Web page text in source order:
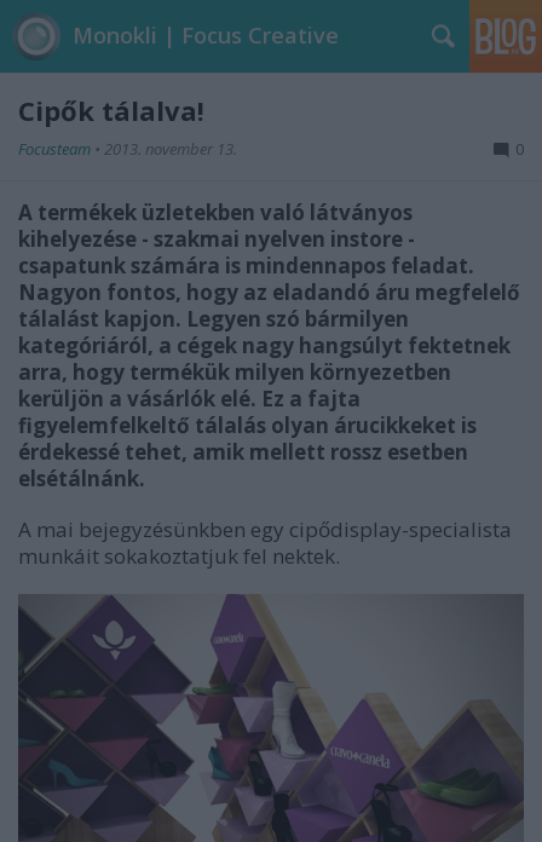
Monokli | Focus Creative
Cipők tálalva!
Focusteam • 2013. november 13. 0
A termékek üzletekben való látványos
kihelyezése - szakmai nyelven instore -
csapatunk számára is mindennapos feladat.
Nagyon fontos, hogy az eladandó áru megfelelő
tálalást kapjon. Legyen szó bármilyen
kategóriáról, a cégek nagy hangsúlyt fektetnek
arra, hogy termékük milyen környezetben
kerüljön a vásárlók elé. Ez a fajta
figyelemfelkeltő tálalás olyan árucikkeket is
érdekessé tehet, amik mellett rossz esetben
elsétálnánk.
A mai bejegyzésünkben egy cipődisplay-specialista
munkáit sokakoztatjuk fel nektek.